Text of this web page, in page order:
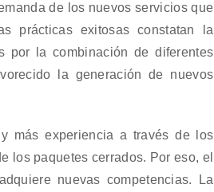
de los nuevos servicios que
prácticas exitosas constatan la
por la combinación de diferentes
la generación de nuevos
más experiencia a través de los
los paquetes cerrados. Por eso, el
nuevas competencias. La